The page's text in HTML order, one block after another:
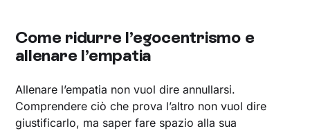
Come ridurre l’egocentrismo e
allenare l’empatia
Allenare l’empatia non vuol dire annullarsi.
Comprendere ciò che prova l’altro non vuol dire
giustificarlo, ma saper fare spazio alla sua